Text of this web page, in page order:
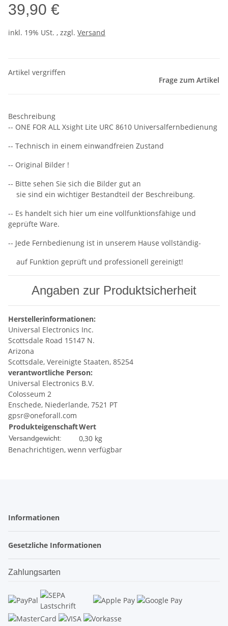
39,90 €
inkl. 19% USt. , zzgl. Versand
Artikel vergriffen
Frage zum Artikel
Beschreibung
-- ONE FOR ALL Xsight Lite URC 8610 Universalfernbedienung
-- Technisch in einem einwandfreien Zustand
-- Original Bilder !
-- Bitte sehen Sie sich die Bilder gut an
sie sind ein wichtiger Bestandteil der Beschreibung.
-- Es handelt sich hier um eine vollfunktionsfähige und
geprüfte Ware.
-- Jede Fernbedienung ist in unserem Hause vollständig-
auf Funktion geprüft und professionell gereinigt!
Angaben zur Produktsicherheit
Herstellerinformationen:
Universal Electronics Inc.
Scottsdale Road 15147 N.
Arizona
Scottsdale, Vereinigte Staaten, 85254
verantwortliche Person:
Universal Electronics B.V.
Colosseum 2
Enschede, Niederlande, 7521 PT
gpsr@oneforall.com
ProdukteigenschaftWert
Versandgewicht:
0,30 kg
Benachrichtigen, wenn verfügbar
Informationen
Gesetzliche Informationen
Zahlungsarten